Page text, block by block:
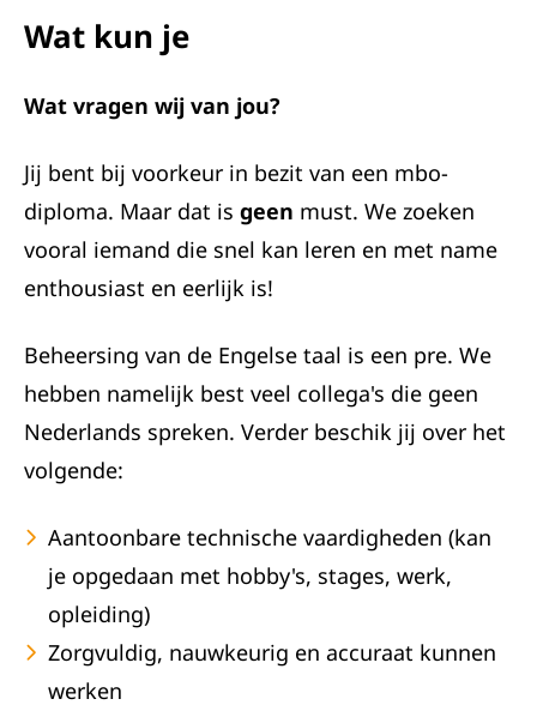
Wat kun je
Wat vragen wij van jou?
Jij bent bij voorkeur in bezit van een mbo-
diploma. Maar dat is geen must. We zoeken
vooral iemand die snel kan leren en met name
enthousiast en eerlijk is!
Beheersing van de Engelse taal is een pre. We
hebben namelijk best veel collega's die geen
Nederlands spreken. Verder beschik jij over het
volgende:
Aantoonbare technische vaardigheden (kan
je opgedaan met hobby's, stages, werk,
opleiding)
Zorgvuldig, nauwkeurig en accuraat kunnen
werken